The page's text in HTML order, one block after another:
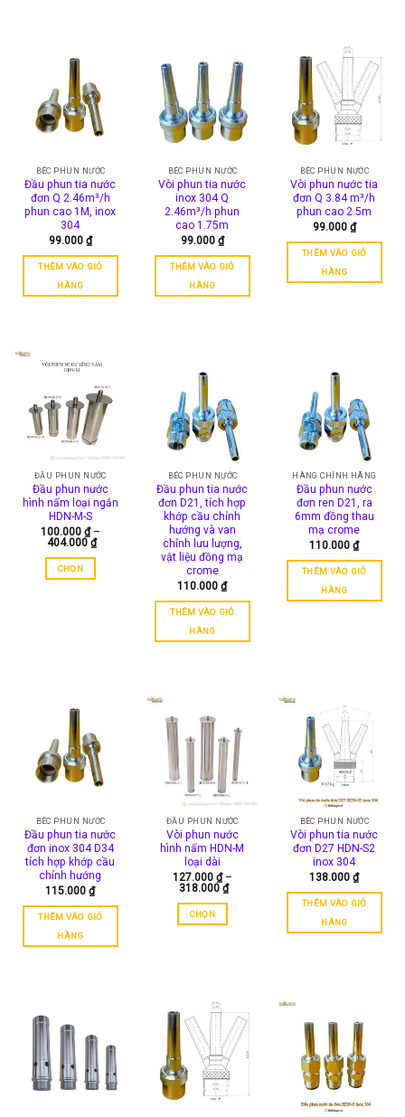
biến
thể.
Các
tùy
chọn
thể
được
chọn
trên
trang
sản
phẩm
có
nhiều
biến
thể.
Các
tùy
có
thể
được
chọn
trên
sản
BÉC PHUN NƯỚC
Đầu phun tia nước
đơn Q 2.46m³/h
phun cao 1M, inox
304
99.000 ₫
THÊM VÀO GIỎ
HÀNG
BÉC PHUN NƯỚC
Vòi phun tia nước
inox 304 Q
2.46m³/h phun
cao 1.75m
99.000 ₫
THÊM VÀO GIỎ
HÀNG
BÉC PHUN NƯỚC
Vòi phun nước tia
đơn Q 3.84 m³/h
phun cao 2.5m
99.000 ₫
THÊM VÀO GIỎ
HÀNG
ĐẦU PHUN NƯỚC
Đầu phun nước
hình nấm loại ngắn
HDN-M-S
100.000 ₫ –
404.000 ₫Khoảng
CHỌN
Các
tùy
chọn
có
thể
trên
trang
sản
phẩm
BÉC PHUN NƯỚC
Đầu phun tia nước
đơn D21, tích hợp
khớp cầu chỉnh
hướng và van
chỉnh lưu lượng,
vật liệu đồng mạ
crome
110.000₫
THÊM VÀO GIỎ
HÀNG
HÀNG CHÍNH HÃNG
Đầu phun nước
đơn ren D21, ra
6mm đồng thau
mạ crome
110.000₫
THÊM VÀO GIỎ
HÀNG
BÉC PHUN NƯỚC
Đầu phun tia nước
đơn inox 304 D34
tích hợp khớp cầu
chỉnh hướng
115.000₫
THÊM VÀO GIỎ
HÀNG
ĐẦU PHUN NƯỚC
Vòi phun nước
hình nấm HDN-M
loại dài
127.000 ₫ –
318.000 ₫Khoảng
CHỌN
nhiều
biến
thể.
Các
tùy
chọn
BÉC PHUN NƯỚC
Vòi phun tia nước
đơn D27 HDN-S2
inox 304
138.000₫
THÊM VÀO GIỎ
HÀNG